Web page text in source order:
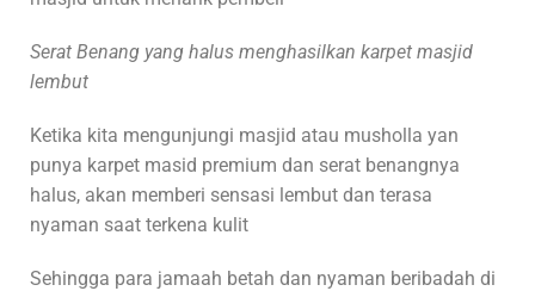
Serat Benang yang halus menghasilkan karpet masjid
lembut
Ketika kita mengunjungi masjid atau musholla yan
punya karpet masid premium dan serat benangnya
halus, akan memberi sensasi lembut dan terasa
nyaman saat terkena kulit
Sehingga para jamaah betah dan nyaman beribadah di